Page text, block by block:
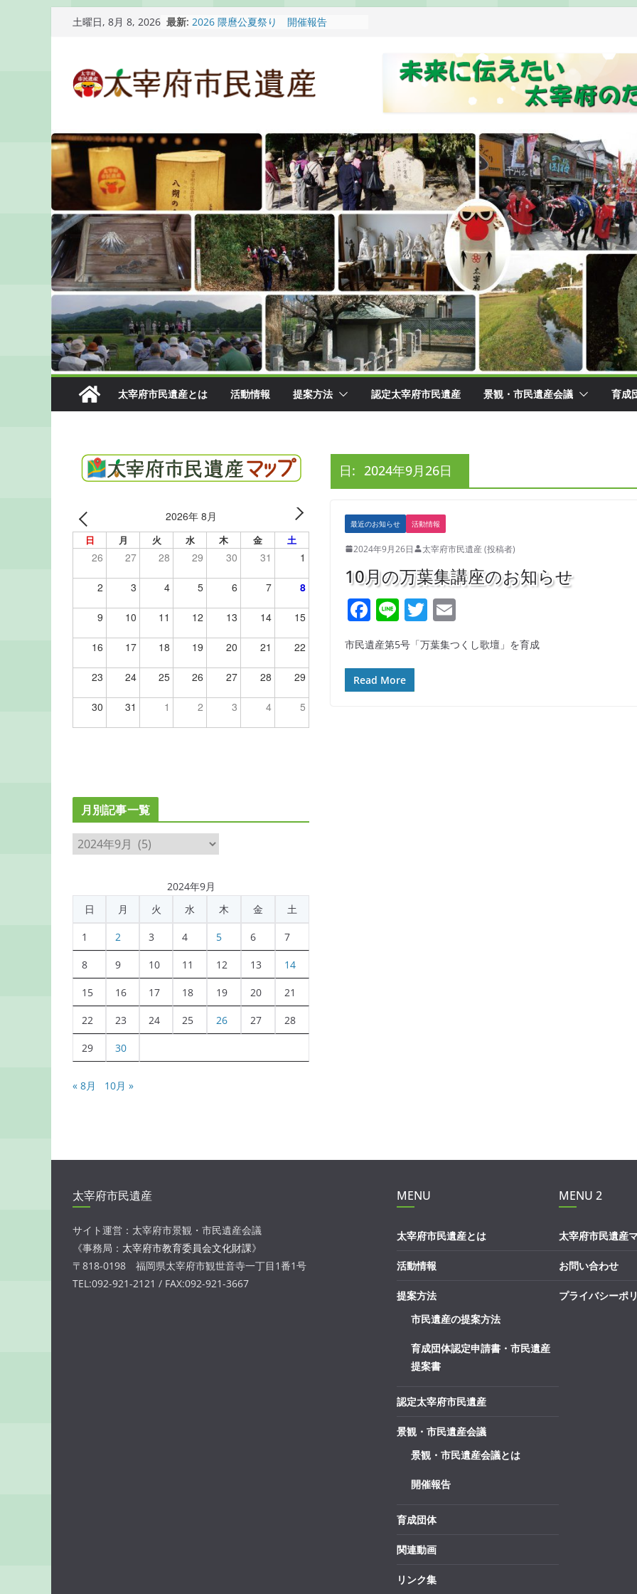
ス
ッ
プ
土曜日, 8月 8, 2026 最新: 2026 隈麿公夏祭り 開催報告
梅香苑夏まつり子どもみこし開催のお
知らせ
太宰府市民遺産とは 活動情報 提案方法 認定太宰府市民遺産 景観・市民遺産会議 育成
日: 2024年9月26日
最近のお知らせ 活動情報
2024年9月26日 太宰府市民遺産 (投稿者)
10月の万葉集講座のお知らせ
F
a
c
e
b
Li
n
e
T
w
itt
m
ai
市民遺産第5号「万葉集つくし歌壇」を育成
Read More
2026年 8月
日 月 火 水 木 金 土
26 27 28 29 30 31 1
2 3 4 5 6 7 8
9 10 11 12 13 14 15
16 17 18 19 20 21 22
23 24 25 26 27 28 29
30 31 1 2 3 4 5
月別記事一覧
月
事
2024年9月
日
月 火 水 木 金 土
1 2 3 4 5 6 7
8 9 10 11 12 13 14
15 16 17 18 19 20 21
22 23 24 25 26 27 28
29 30
« 8月 10月 »
太宰府市民遺産
サイト運営：太宰府市景観・市民遺産会議
《事務局： 太宰府市教育委員会文化財課》
〒818-0198 福岡県太宰府市観世音寺一丁目1番1号
TEL:092-921-2121 / FAX:092-921-3667
MENU
太宰府市民遺産とは
活動情報
提案方法
市民遺産の提案方法
育成団体認定申請書・市民遺産
提案書
認定太宰府市民遺産
景観・市民遺産会議
景観・市民遺産会議とは
開催報告
育成団体
関連動画
リンク集
MENU 2
太宰府市民遺産
お問い合わせ
プライバシーポ